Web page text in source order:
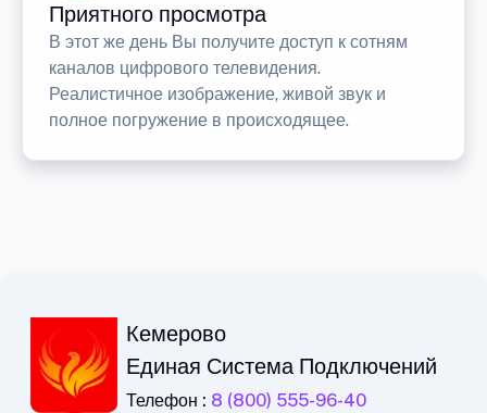
Приятного просмотра
В этот же день Вы получите доступ к сотням
каналов цифрового телевидения.
Реалистичное изображение, живой звук и
полное погружение в происходящее.
Кемерово
Единая Система Подключений
Телефон : 8 (800) 555-96-40